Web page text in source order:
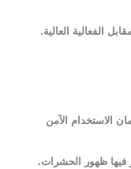
الفعالية العالية.
الاستخدام الآمن
فيها ظهور الحشرات.